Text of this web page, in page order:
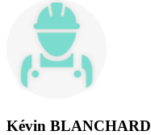
Kévin BLANCHARD